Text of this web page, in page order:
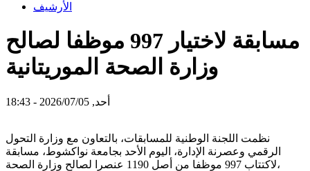
الأرشيف
مسابقة لاختيار 997 موظفا لصالح
وزارة الصحة الموريتانية
أحد, 2026/07/05 - 18:43
نظمت اللجنة الوطنية للمسابقات، بالتعاون مع وزارة التحول
الرقمي وعصرنة الإدارة، اليوم الأحد بجامعة نواكشوط، مسابقة
لاكتتاب 997 موظفا من أصل 1190 عنصرا لصالح وزارة الصحة،